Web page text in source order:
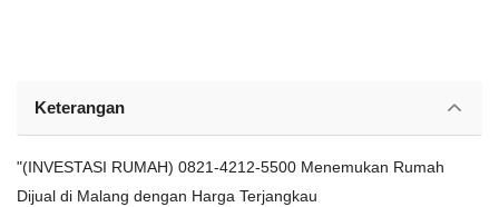
Keterangan
"(INVESTASI RUMAH) 0821-4212-5500 Menemukan Rumah
Dijual di Malang dengan Harga Terjangkau